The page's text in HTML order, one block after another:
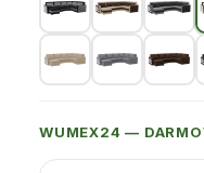
WUMEX24 —